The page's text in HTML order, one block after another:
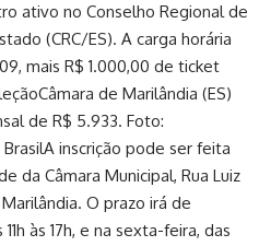
ativo no Conselho Regional de
(CRC/ES). A carga horária
mais R$ 1.000,00 de ticket
de Marilândia (ES)
de R$ 5.933. Foto:
inscrição pode ser feita
da Câmara Municipal, Rua Luiz
O prazo irá de
às 17h, e na sexta-feira, das